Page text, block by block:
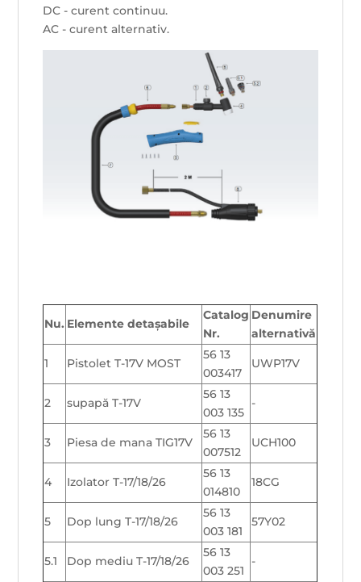
DC - curent continuu.
AC - curent alternativ.
Nu. Elemente detașabile
Catalog
Nr.
Denumire
alternativă
1 Pistolet T-17V MOST
56 13
003417
UWP17V
2 supapă T-17V
56 13
003 135
-
3 Piesa de mana TIG17V
56 13
007512
UCH100
4 Izolator T-17/18/26
56 13
014810
18CG
5 Dop lung T-17/18/26
56 13
003 181
57Y02
5.1 Dop mediu T-17/18/26
56 13
003 251
-